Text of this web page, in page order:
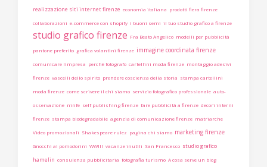
realizzazione siti internet firenze economia italiana prodotti fiera firenze
collaborazioni e-commerce con shopify i buoni semi il tuo studio grafico a firenze
studio grafico firenze Fra Beato Angelico modelli per pubblicità
pantone preferito grafica volantini firenze immagine coordinata firenze
comunicare limpresa perchè fotografo cartellini moda firenze montaggio adesivi
firenze vascelli dello spirito prendere coscienza della storia stampa cartellini
moda firenze come scrivere il chi siamo servizio fotografico professionale auto-
osservazione ninfe self publishing firenze fare pubblicità a firenze decori interni
firenze stampa biodegradabile agenzia di comunicazione firenze matriarche
Video promozionali Shakespeare rulez pagina chi siamo marketing firenze
Gnocchi ai pomodorini WWIII vacanze inutili San Francesco studio grafico
hamelin consulenza pubblicitaria fotografia turismo A cosa serve un blog